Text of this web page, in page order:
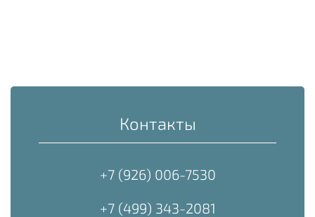
Контакты
+7 (926) 006-7530
+7 (499) 343-2081